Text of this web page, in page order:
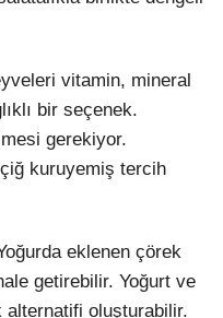
vitamin, mineral
bir seçenek.
gerekiyor.
kuruyemiş tercih
eklenen çörek
getirebilir. Yoğurt ve
alternatifi oluşturabilir.